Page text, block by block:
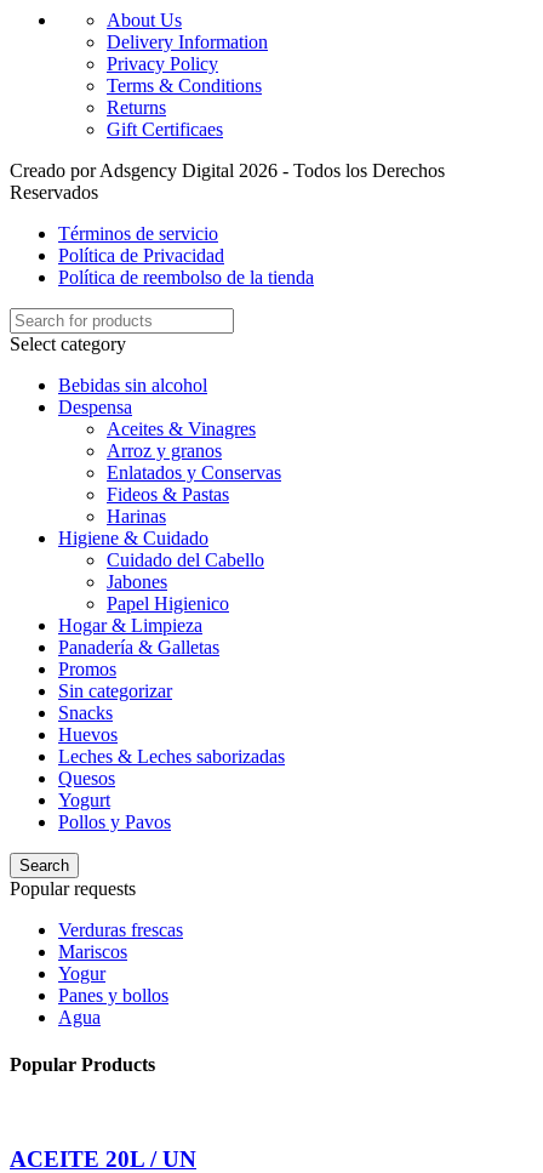
About Us
Delivery Information
Privacy Policy
Terms & Conditions
Returns
Gift Certificaes
Creado por Adsgency Digital 2026 - Todos los Derechos
Reservados
Términos de servicio
Política de Privacidad
Política de reembolso de la tienda
Select category
Bebidas sin alcohol
Despensa
Aceites & Vinagres
Arroz y granos
Enlatados y Conservas
Fideos & Pastas
Harinas
Higiene & Cuidado
Cuidado del Cabello
Jabones
Papel Higienico
Hogar & Limpieza
Panadería & Galletas
Promos
Sin categorizar
Snacks
Huevos
Leches & Leches saborizadas
Quesos
Yogurt
Pollos y Pavos
Search
Popular requests
Verduras frescas
Mariscos
Yogur
Panes y bollos
Agua
Popular Products
ACEITE 20L / UN